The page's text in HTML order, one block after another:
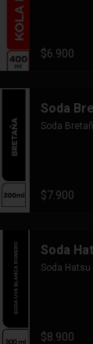
$6.900
Soda
Soda
$7.900
Soda
Soda
$8.900